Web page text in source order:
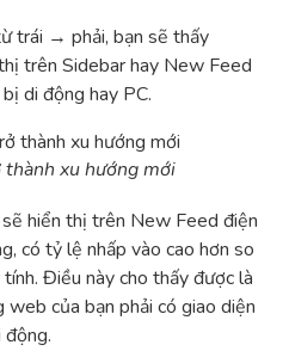
trái → phải, bạn sẽ thấy
trên Sidebar hay New Feed
di động hay PC.
xu hướng mới
hiển thị trên New Feed điện
có tỷ lệ nhấp vào cao hơn so
Điều này cho thấy được là
web của bạn phải có giao diện